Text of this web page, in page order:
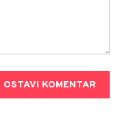
OSTAVI KOMENTAR